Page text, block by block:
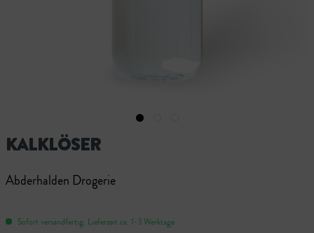
KALKLÖSER
Abderhalden Drogerie
Sofort versandfertig, Lieferzeit ca. 1-3 Werktage